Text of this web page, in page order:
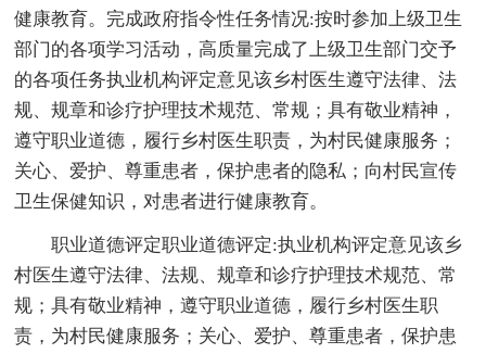
健康教育。完成政府指令性任务情况:按时参加上级卫生
部门的各项学习活动，高质量完成了上级卫生部门交予
的各项任务执业机构评定意见该乡村医生遵守法律、法
规、规章和诊疗护理技术规范、常规；具有敬业精神，
遵守职业道德，履行乡村医生职责，为村民健康服务；
关心、爱护、尊重患者，保护患者的隐私；向村民宣传
卫生保健知识，对患者进行健康教育。
职业道德评定职业道德评定:执业机构评定意见该乡
村医生遵守法律、法规、规章和诊疗护理技术规范、常
规；具有敬业精神，遵守职业道德，履行乡村医生职
责，为村民健康服务；关心、爱护、尊重患者，保护患